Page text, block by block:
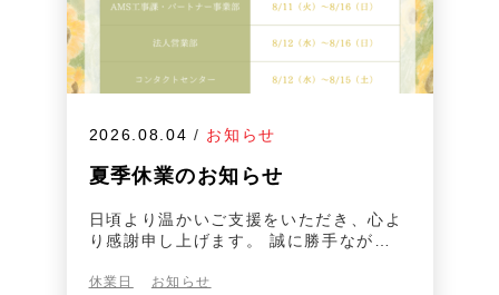
2026.08.04 / お知らせ
夏季休業のお知らせ
日頃より温かいご支援をいただき、心よ
り感謝申し上げます。 誠に勝手なが…
休業日 お知らせ